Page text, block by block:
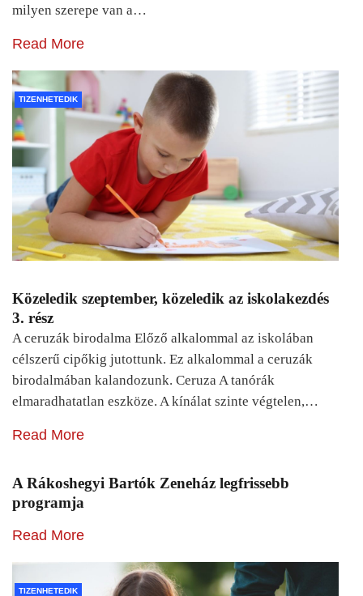
milyen szerepe van a…
Read More
TIZENHETEDIK
Közeledik szeptember, közeledik az iskolakezdés
3. rész
A ceruzák birodalma Előző alkalommal az iskolában
célszerű cipőkig jutottunk. Ez alkalommal a ceruzák
birodalmában kalandozunk. Ceruza A tanórák
elmaradhatatlan eszköze. A kínálat szinte végtelen,…
Read More
A Rákoshegyi Bartók Zeneház legfrissebb
programja
Read More
TIZENHETEDIK